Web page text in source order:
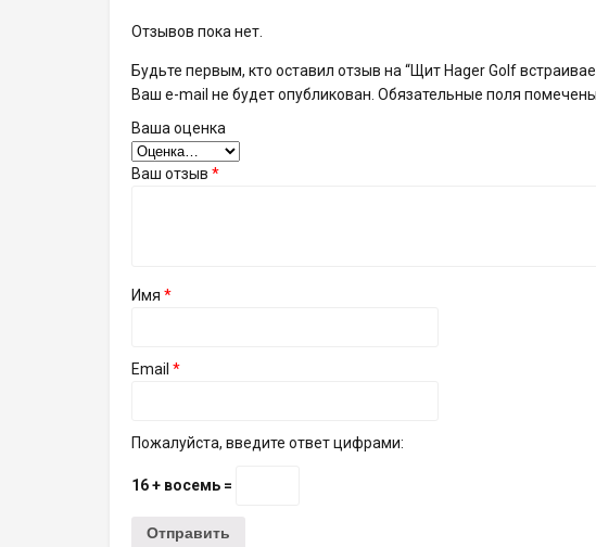
Отзывов пока нет.
Будьте первым, кто оставил отзыв на “Щит Hager Golf
Ваш e-mail не будет опубликован. Обязательные поля помечены
Ваша оценка
Ваш отзыв *
Имя *
Email *
Пожалуйста, введите ответ цифрами:
16 + восемь =